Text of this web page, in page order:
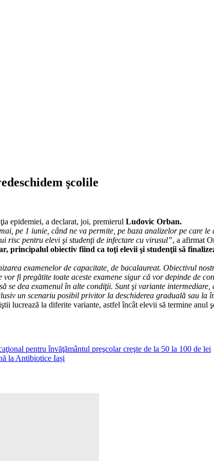
şcolile
epidemiei, a declarat, joi, premierul Ludovic Orban.
pe 1 iunie, când ne va permite, pe baza analizelor pe care
risc pentru elevi şi studenţi de infectare cu virusul”, a afirmat
principalul obiectiv fiind ca toţi elevii şi studenţii să
examenelor de capacitate, de bacalaureat. Obiectivul
fi pregătite toate aceste examene sigur că vor depinde de
se dea examenul în alte condiţii. Sunt şi variante
un scenariu posibil privitor la deschiderea graduală sau la
lucrează la diferite variante, astfel încât elevii să termine anul
pentru învăţământul preşcolar creşte de la 50 la 100 de lei
la Antibiotice Iași